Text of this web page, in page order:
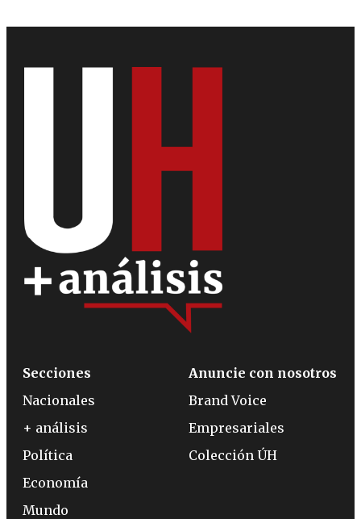
Secciones
Nacionales
+ análisis
Política
Economía
Mundo
Anuncie con nosotros
Brand Voice
Empresariales
Colección ÚH